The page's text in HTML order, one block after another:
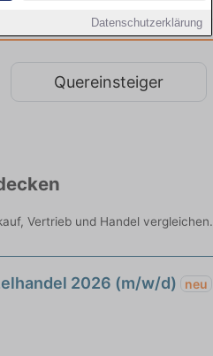
Datenschutzerklärung
Quereinsteiger
Vertrieb und Handel vergleichen.
2026 (m/w/d) neu